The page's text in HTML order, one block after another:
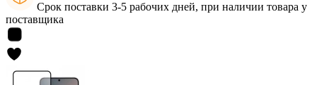
Срок поставки 3-5 рабочих дней, при наличии товара у
поставщика